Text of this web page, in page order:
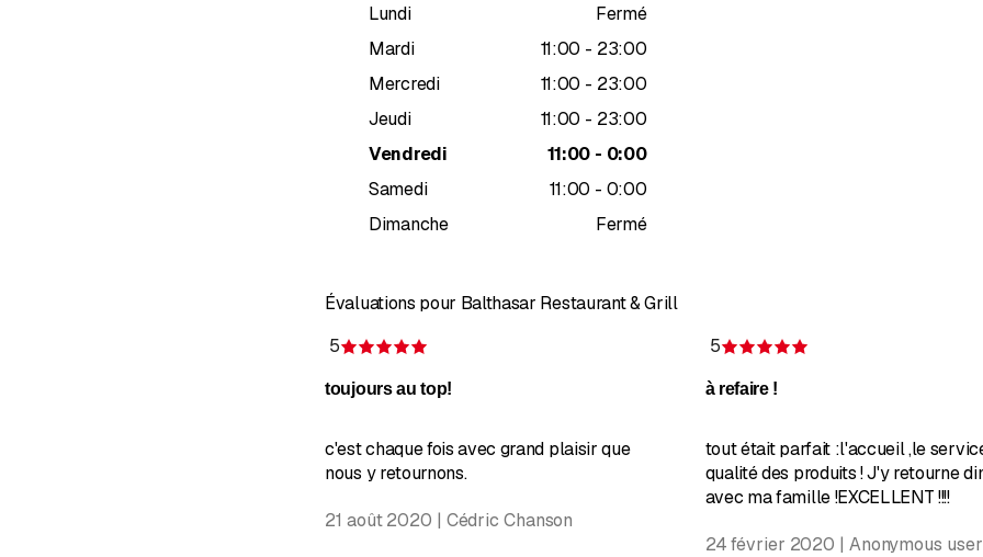
Lundi
Fermé
Mardi
11:00 - jusqu’à
23:00
Mercredi
11:00 - jusqu’à
23:00
Jeudi
11:00 - jusqu’à
23:00
Vendredi
11:00 - jusqu’à
0:00
Samedi
11:00 - jusqu’à
0:00
Dimanche
Fermé
Évaluations pour Balthasar Restaurant & Grill
5
toujours au top!
c'est chaque fois avec grand plaisir que
nous y retournons.
21 août 2020 | Cédric Chanson
5
à refaire !
tout était parfait :l'accueil ,le
qualité des produits ! J'y retourne
avec ma famille !EXCELLENT !!!!
24 février 2020 | Anonymous user